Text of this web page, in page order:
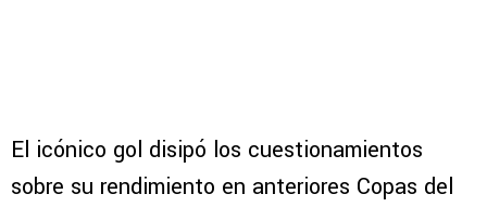
El icónico gol disipó los cuestionamientos
sobre su rendimiento en anteriores Copas del